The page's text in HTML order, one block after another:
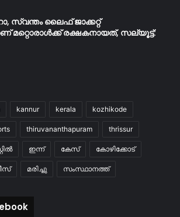
സ്വന്തം ലൈഫ് ജാക്കറ്റ്
മറ്റൊരാള്‍ക്ക് രക്ഷകനായത്, സല്യൂട്ട്:
kannur kerala kozhikode
thiruvananthapuram thrissur
ഇന്ന് കേസ് കോഴിക്കോട്
മരിച്ചു സംസ്ഥാനത്ത്